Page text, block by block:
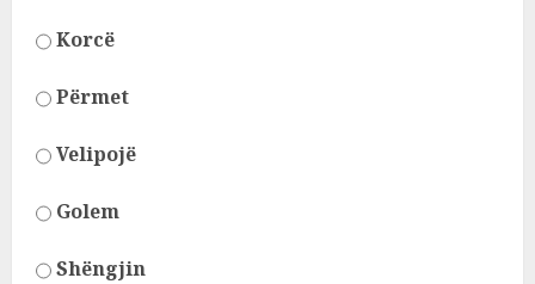
Korcë
Përmet
Velipojë
Golem
Shëngjin